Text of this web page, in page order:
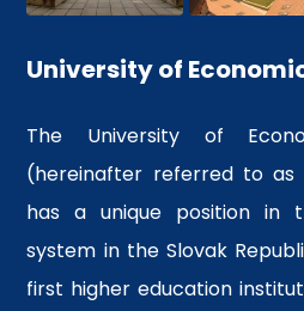
University of
The University of
(hereinafter referred to as
has a unique position in
system in the Slovak
first higher education